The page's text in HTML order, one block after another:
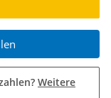
Weitere